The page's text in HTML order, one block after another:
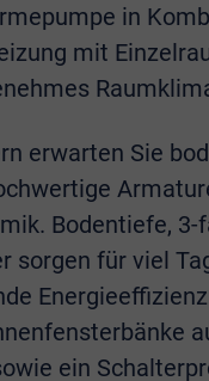
in
mit
erwarten Sie
Bodentiefe, 3-
sorgen für viel
ein